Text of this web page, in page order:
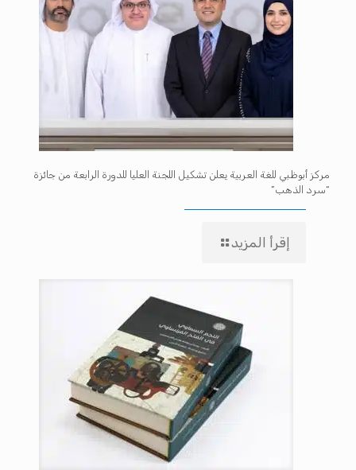
مركز أبوظبي للغة العربية يعلن تشكيل اللجنة العليا للدورة الرابعة من جائزة
“سرد الذهب”
إقرأ المزيد